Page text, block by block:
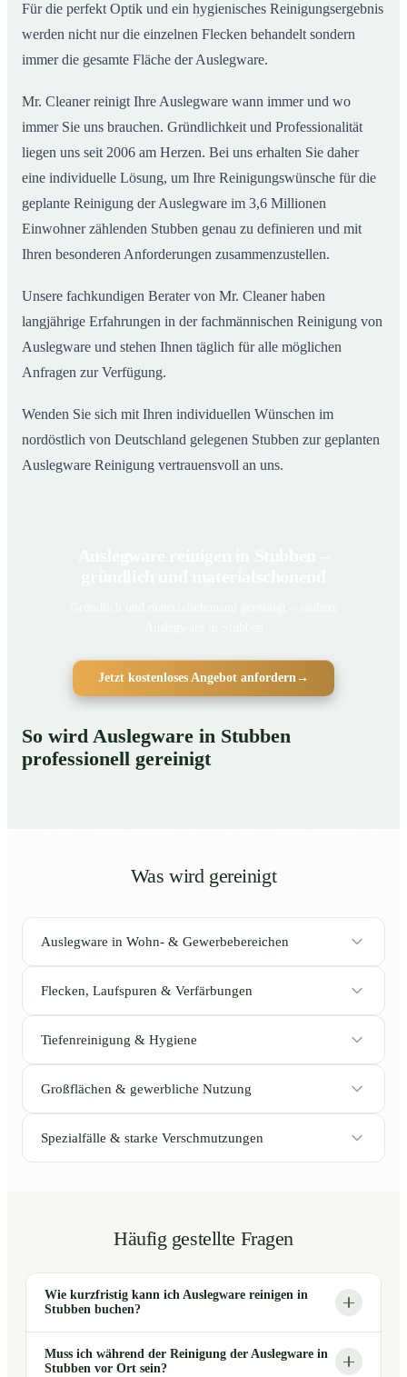
Für die perfekt Optik und ein hygienisches Reinigungsergebnis
werden nicht nur die einzelnen Flecken behandelt sondern
immer die gesamte Fläche der Auslegware.
Mr. Cleaner reinigt Ihre Auslegware wann immer und wo
immer Sie uns brauchen. Gründlichkeit und Professionalität
liegen uns seit 2006 am Herzen. Bei uns erhalten Sie daher
eine individuelle Lösung, um Ihre Reinigungswünsche für die
geplante Reinigung der Auslegware im 3,6 Millionen
Einwohner zählenden Stubben genau zu definieren und mit
Ihren besonderen Anforderungen zusammenzustellen.
Unsere fachkundigen Berater von Mr. Cleaner haben
langjährige Erfahrungen in der fachmännischen Reinigung von
Auslegware und stehen Ihnen täglich für alle möglichen
Anfragen zur Verfügung.
Wenden Sie sich mit Ihren individuellen Wünschen im
nordöstlich von Deutschland gelegenen Stubben zur geplanten
Auslegware Reinigung vertrauensvoll an uns.
Jetzt kostenloses Angebot anfordern→
So wird Auslegware in Stubben
professionell gereinigt
Was wird gereinigt
Auslegware in Wohn- & Gewerbebereichen
Flecken, Laufspuren & Verfärbungen
Tiefenreinigung & Hygiene
Großflächen & gewerbliche Nutzung
Spezialfälle & starke Verschmutzungen
Häufig gestellte Fragen
Wie kurzfristig kann ich Auslegware reinigen in
Stubben buchen?
Muss ich während der Reinigung der Auslegware in
Stubben vor Ort sein?